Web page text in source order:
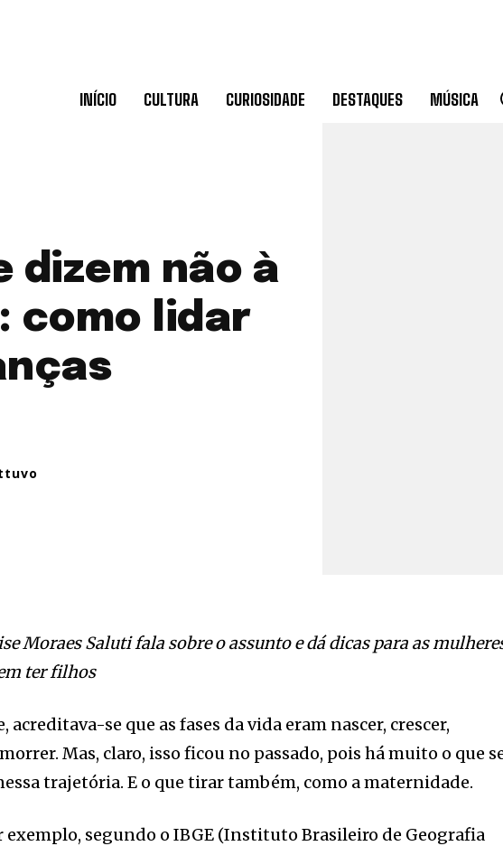
INÍCIO CULTURA CURIOSIDADE DESTAQUES MÚSICA
dizem não à
como lidar
Moraes Saluti fala sobre o assunto e dá dicas para as
ter filhos
se que as fases da vida eram nascer, crescer,
Mas, claro, isso ficou no passado, pois há muito o que
trajetória. E o que tirar também, como a maternidade.
exemplo, segundo o IBGE (Instituto Brasileiro de Geografia